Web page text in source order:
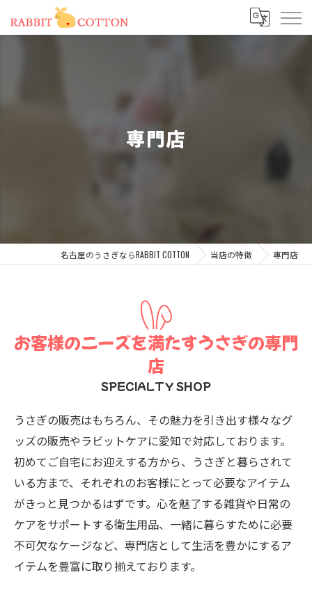
専門店
名古屋のうさぎならRABBIT COTTON 当店の特徴 専門店
お客様のニーズを満たすうさぎの専門
店
SPECIALTY SHOP
うさぎの販売はもちろん、その魅力を引き出す様々なグ
ッズの販売やラビットケアに愛知で対応しております。
初めてご自宅にお迎えする方から、うさぎと暮らされて
いる方まで、それぞれのお客様にとって必要なアイテム
がきっと見つかるはずです。心を魅了する雑貨や日常の
ケアをサポートする衛生用品、一緒に暮らすために必要
不可欠なケージなど、専門店として生活を豊かにするア
イテムを豊富に取り揃えております。